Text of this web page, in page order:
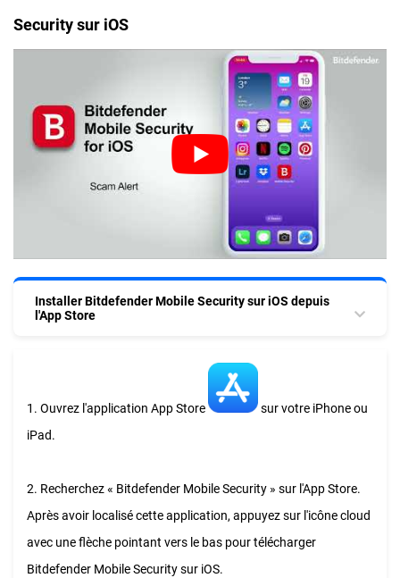
Security sur iOS
Installer Bitdefender Mobile Security sur iOS depuis
l'App Store
1. Ouvrez l'application App Store
sur votre iPhone ou
iPad.
2. Recherchez « Bitdefender Mobile Security » sur l'App Store.
Après avoir localisé cette application, appuyez sur l'icône cloud
avec une flèche pointant vers le bas pour télécharger
Bitdefender Mobile Security sur iOS.